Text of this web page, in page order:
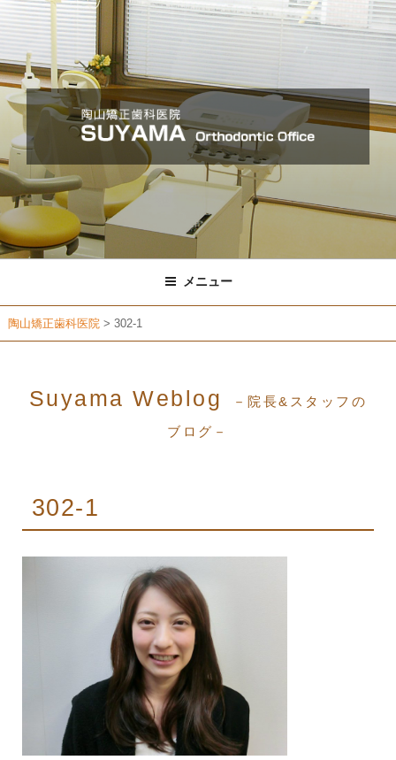
コ
ン
ン
ツ
ス
キ
ッ
プ
メニュー
陶山矯正歯科医院 > 302-1
Suyama Weblog －院長&スタッフの
ブログ－
302-1